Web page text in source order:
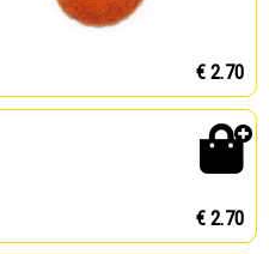
€ 2.70
€ 2.70